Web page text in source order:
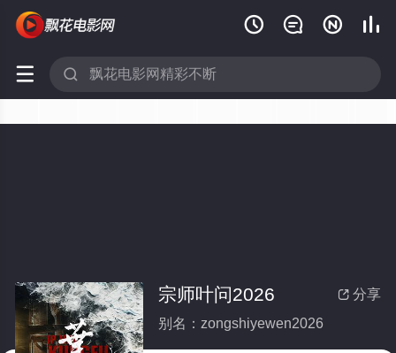
   
 
 分享
宗师叶问2026
别名：zongshiyewen2026